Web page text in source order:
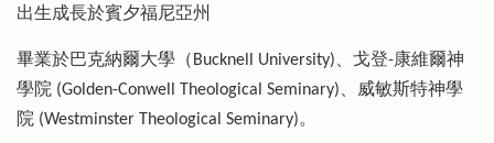
出生成長於賓夕福尼亞州
畢業於巴克納爾大學（Bucknell University)、戈登-康維爾神
學院 (Golden-Conwell Theological Seminary)、威敏斯特神學
院 (Westminster Theological Seminary)。